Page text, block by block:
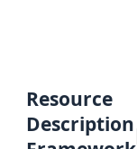
Resource
Description